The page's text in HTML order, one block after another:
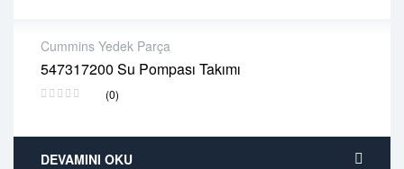
Cummins Yedek Parça
547317200 Su Pompası Takımı
(0)
2 years warranty
Delivery time: 1-2 business days
DEVAMINI OKU